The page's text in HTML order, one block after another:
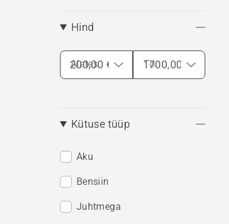
Hind
Alates To
Kütuse tüüp
Aku
Bensiin
Juhtmega